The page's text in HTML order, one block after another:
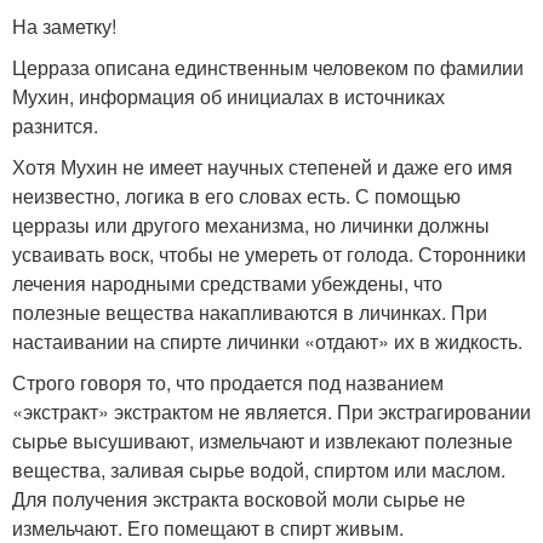
На заметку!
Церраза описана единственным человеком по фамилии
Мухин, информация об инициалах в источниках
разнится.
Хотя Мухин не имеет научных степеней и даже его имя
неизвестно, логика в его словах есть. С помощью
церразы или другого механизма, но личинки должны
усваивать воск, чтобы не умереть от голода. Сторонники
лечения народными средствами убеждены, что
полезные вещества накапливаются в личинках. При
настаивании на спирте личинки «отдают» их в жидкость.
Строго говоря то, что продается под названием
«экстракт» экстрактом не является. При экстрагировании
сырье высушивают, измельчают и извлекают полезные
вещества, заливая сырье водой, спиртом или маслом.
Для получения экстракта восковой моли сырье не
измельчают. Его помещают в спирт живым.